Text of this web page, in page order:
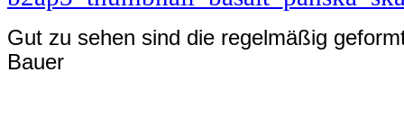
Gut zu sehen sind die regelmäßig
Bauer